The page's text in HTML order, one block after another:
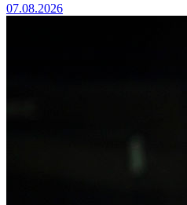
07.08.2026